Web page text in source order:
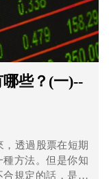
哪些？(一)--
透過股票在短期
方法。但是你知
規定的話，是有